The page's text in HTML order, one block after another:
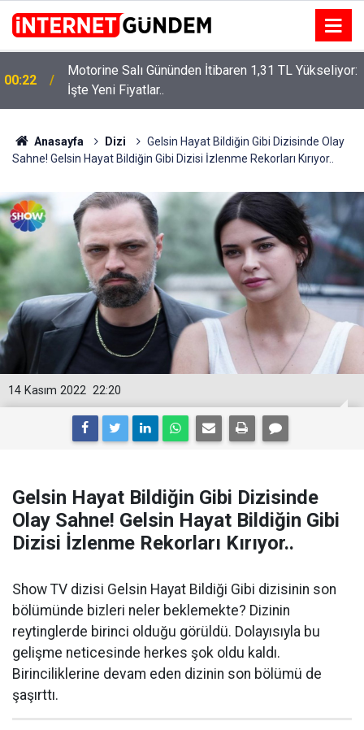
00:22
Motorine Salı Gününden İtibaren 1,31 TL Yükseliyor:
İşte Yeni Fiyatlar..
Anasayfa Dizi
Gelsin Hayat Bildiğin Gibi Dizisinde Olay
Sahne! Gelsin Hayat Bildiğin Gibi Dizisi İzlenme Rekorları Kırıyor..
22:20
14 Kasım 2022
Gelsin Hayat Bildiğin Gibi Dizisinde
Olay Sahne! Gelsin Hayat Bildiğin Gibi
Dizisi İzlenme Rekorları Kırıyor..
Show TV dizisi Gelsin Hayat Bildiği Gibi dizisinin son
bölümünde bizleri neler beklemekte? Dizinin
reytinglerde birinci olduğu görüldü. Dolayısıyla bu
gelişme neticesinde herkes şok oldu kaldı.
Birinciliklerine devam eden dizinin son bölümü de
şaşırttı.